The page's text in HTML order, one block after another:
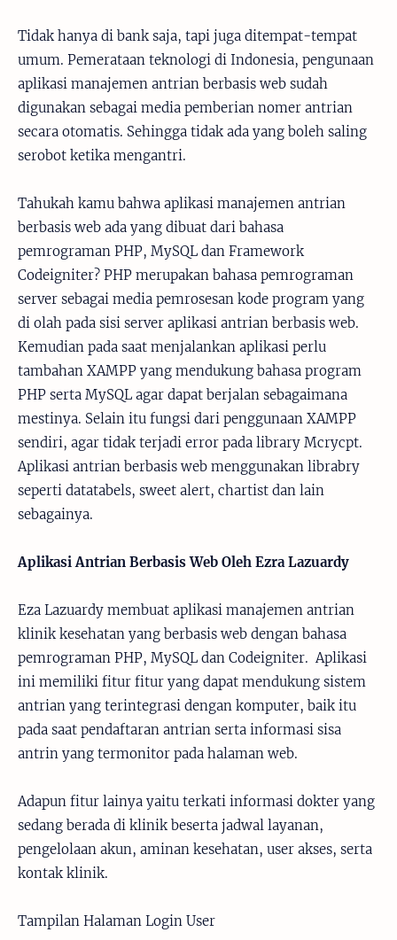
Tidak hanya di bank saja, tapi juga ditempat-tempat
umum. Pemerataan teknologi di Indonesia, pengunaan
aplikasi manajemen antrian berbasis web sudah
digunakan sebagai media pemberian nomer antrian
secara otomatis. Sehingga tidak ada yang boleh saling
serobot ketika mengantri.
Tahukah kamu bahwa aplikasi manajemen antrian
berbasis web ada yang dibuat dari bahasa
pemrograman PHP, MySQL dan Framework
Codeigniter? PHP merupakan bahasa pemrograman
server sebagai media pemrosesan kode program yang
di olah pada sisi server aplikasi antrian berbasis web.
Kemudian pada saat menjalankan aplikasi perlu
tambahan XAMPP yang mendukung bahasa program
PHP serta MySQL agar dapat berjalan sebagaimana
mestinya. Selain itu fungsi dari penggunaan XAMPP
sendiri, agar tidak terjadi error pada library Mcrycpt.
Aplikasi antrian berbasis web menggunakan librabry
seperti datatabels, sweet alert, chartist dan lain
sebagainya.
Aplikasi Antrian Berbasis Web Oleh Ezra Lazuardy
Eza Lazuardy membuat aplikasi manajemen antrian
klinik kesehatan yang berbasis web dengan bahasa
pemrograman PHP, MySQL dan Codeigniter. Aplikasi
ini memiliki fitur fitur yang dapat mendukung sistem
antrian yang terintegrasi dengan komputer, baik itu
pada saat pendaftaran antrian serta informasi sisa
antrin yang termonitor pada halaman web.
Adapun fitur lainya yaitu terkati informasi dokter yang
sedang berada di klinik beserta jadwal layanan,
pengelolaan akun, aminan kesehatan, user akses, serta
kontak klinik.
Tampilan Halaman Login User